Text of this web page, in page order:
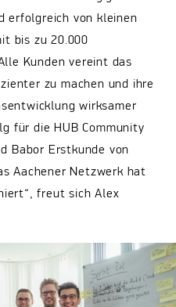
erfolgreich von kleinen
bis zu 20.000
Kunden vereint das
zu machen und ihre
wirksamer
für die HUB Community
Babor Erstkunde von
Aachener Netzwerk hat
freut sich Alex